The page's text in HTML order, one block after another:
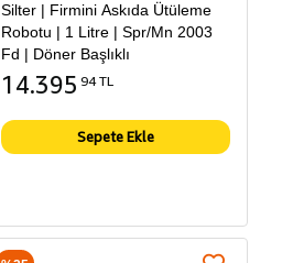
Silter | Firmini Askıda Ütüleme
Robotu | 1 Litre | Spr/Mn 2003
Fd | Döner Başlıklı
14.395 94 TL
Sepete Ekle